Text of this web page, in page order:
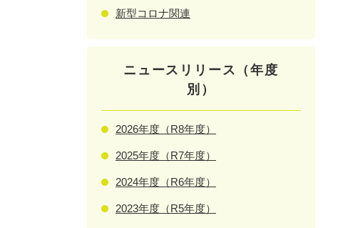
新型コロナ関連
ニュースリリース（年度
別）
2026年度（R8年度）
2025年度（R7年度）
2024年度（R6年度）
2023年度（R5年度）